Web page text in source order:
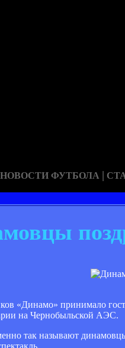
НОВОСТИ ФУТБОЛА |
«Динамо» принимало
на Чернобыльской АЭС.
так называют